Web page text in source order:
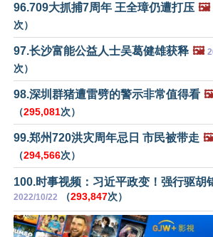
96.709大抓捕7周年 王全璋仍遭打压 🖼️
次）
97.长沙富能公益人士吴葛健雄获释 🖼️
次）
98.深圳群猪遭雷劈的警示非常值得看
（295,081次）
99.郑州720洪灾周年忌日 市民被带走
（294,566次）
100.时事视频：习近平政变！强行驱胡
2022/10/22 （293,847次）